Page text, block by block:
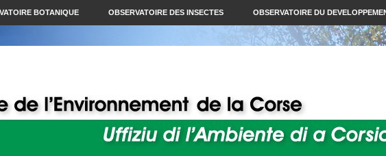
BOTANIQUE OBSERVATOIRE DES INSECTES OBSERVATOIRE DU